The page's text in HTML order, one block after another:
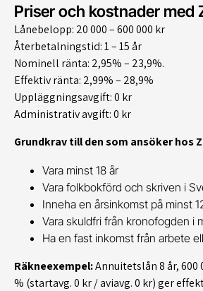
Priser och kostnader med
Lånebelopp: 20 000 – 600 000 kr
Återbetalningstid: 1 – 15 år
Nominell ränta: 2,95% – 23,9%.
Effektiv ränta: 2,99% – 28,9%
Uppläggningsavgift: 0 kr
Administrativ avgift: 0 kr
Grundkrav till den som ansöker hos
Vara minst 18 år
Vara folkbokförd och skriven i
Inneha en årsinkomst på minst
Vara skuldfri från kronofogden i
Ha en fast inkomst från arbete
Räkneexempel:Annuitetslån 8 år,
% (startavg. 0 kr / aviavg. 0 kr) ger